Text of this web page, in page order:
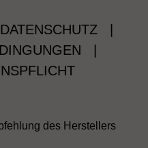
DATENSCHUTZ
des Herstellers